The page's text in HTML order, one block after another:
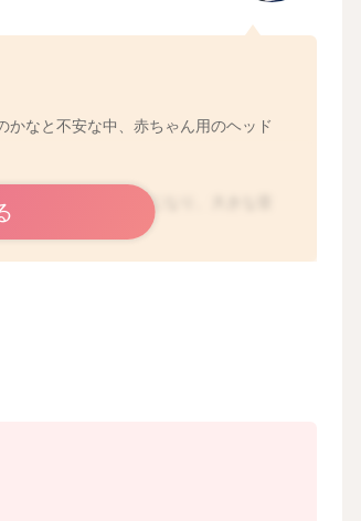
なと不安な中、赤ちゃん用のヘッド
赤ちゃんには刺激になり、大きな音
、ヘッドホンをつけたから大丈夫で
んでほしいです。また赤ちゃんの様